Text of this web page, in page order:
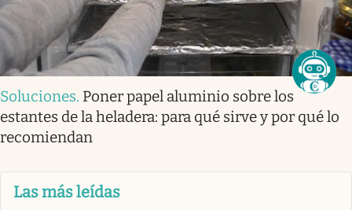
Soluciones. Poner papel aluminio sobre los
estantes de la heladera: para qué sirve y por qué lo
recomiendan
Las más leídas